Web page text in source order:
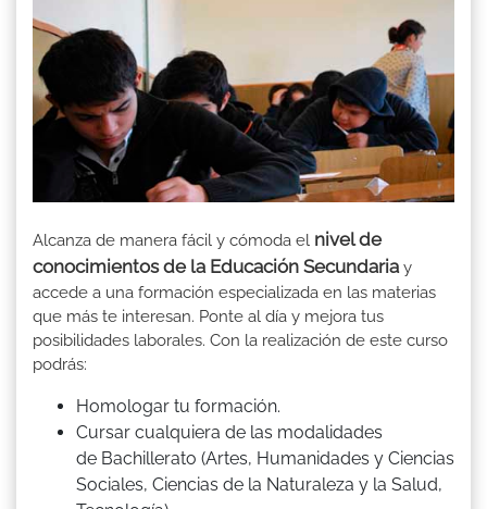
Alcanza de manera fácil y cómoda el nivel de
conocimientos de la Educación Secundariay
accede a una formación especializada en las materias
que más te interesan. Ponte al día y mejora tus
posibilidades laborales. Con la realización de este curso
podrás:
Homologar tu formación.
Cursar cualquiera de las modalidades
de Bachillerato (Artes, Humanidades y Ciencias
Sociales, Ciencias de la Naturaleza y la Salud,